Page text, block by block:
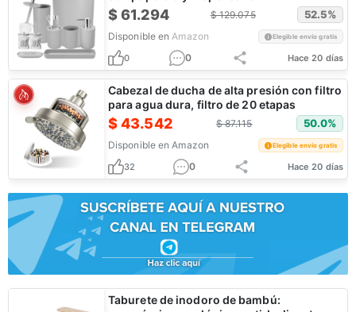
$61.294 $129.075 52.5%
Disponible en Amazon Elegible envío gratis
0 0 Hace 20 días
Cabezal de ducha de alta presión con filtro
para agua dura, filtro de 20 etapas
$43.542 $87.115 50.0%
Disponible en Amazon Elegible envío gratis
32 0 Hace 20 días
Taburete de inodoro de bambú: